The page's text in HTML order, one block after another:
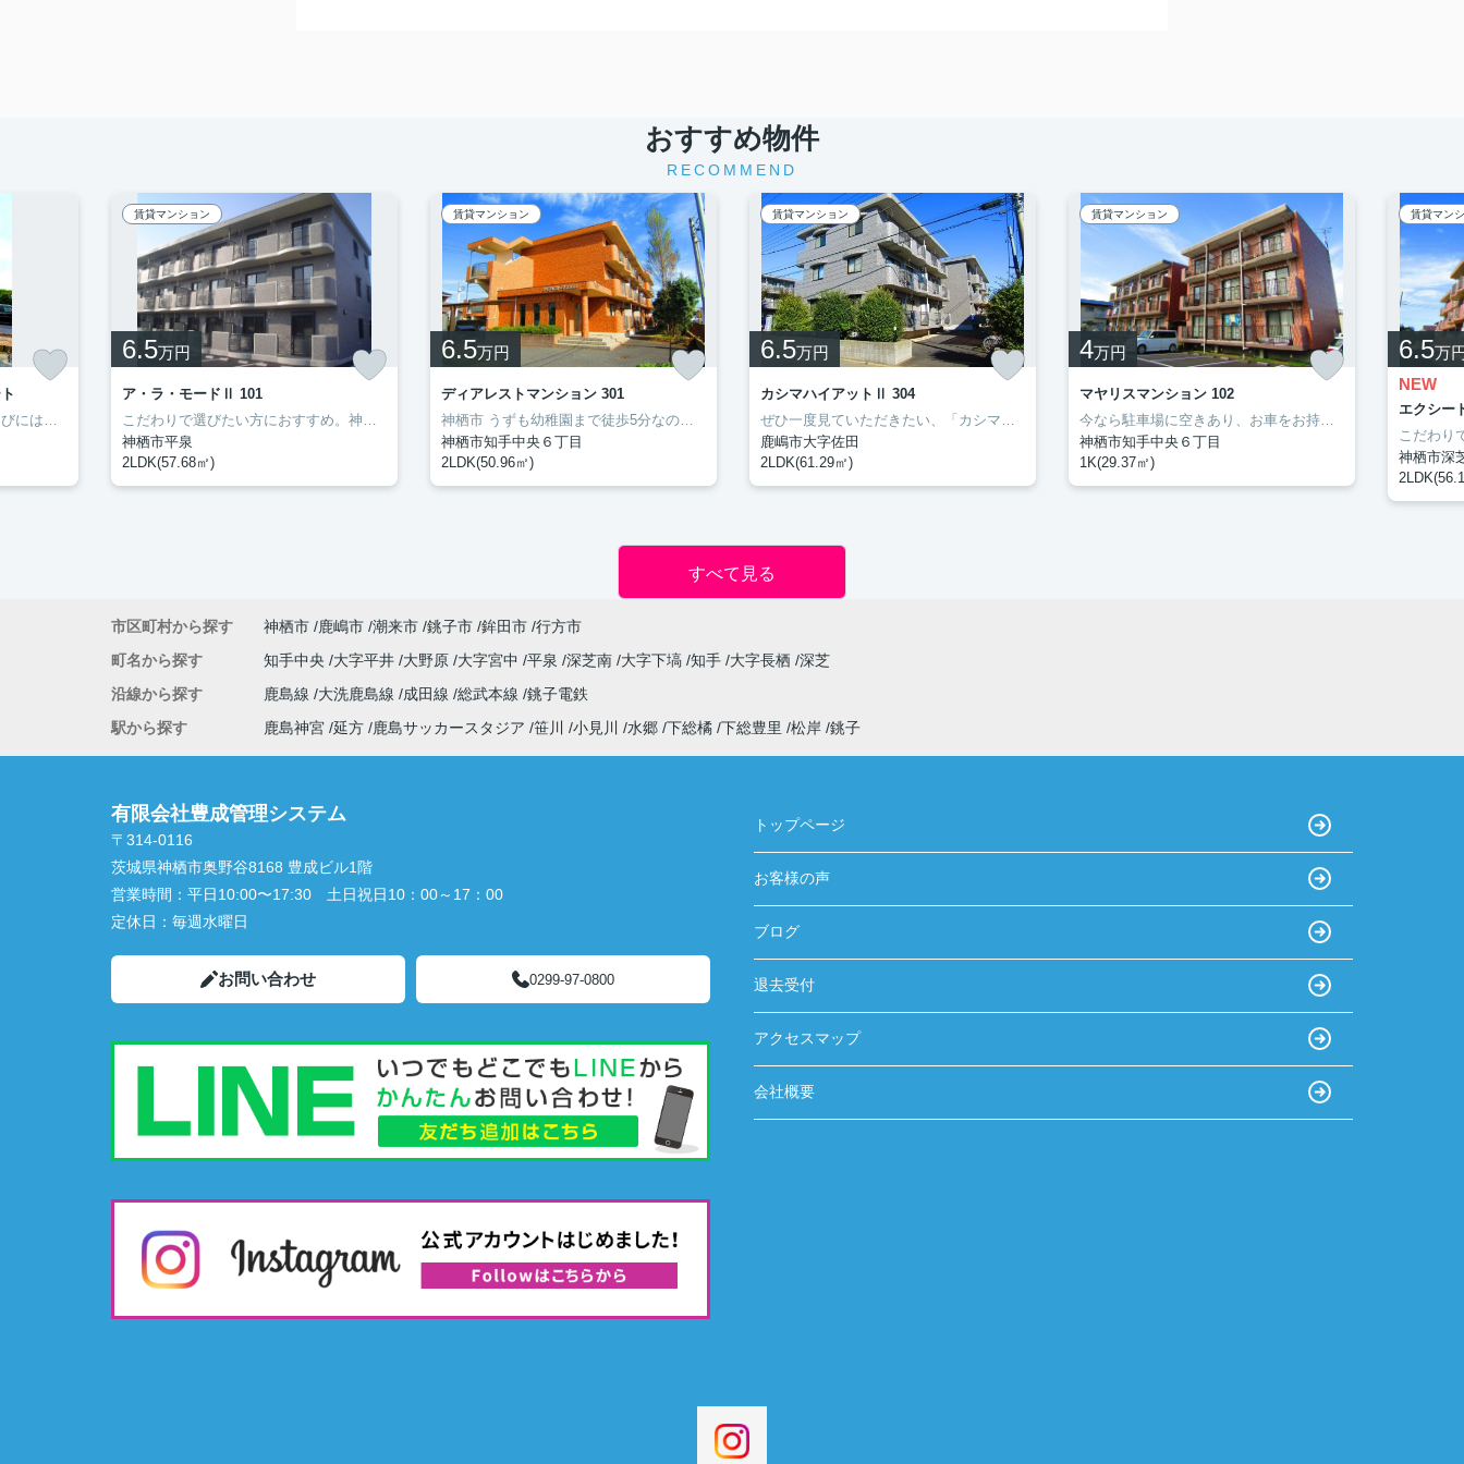
おすすめ物件
RECOMMEND
最上階のお部屋です。お部屋選びには欠かせない内覧も、空き部屋であればスムーズです。二人入居が可能な物件です。室内設備はエアコン・フローリングなどが揃っているので、快適に過ごしやすいお部屋になります。多くの方にご好評をいただいている、清潔感のある賃貸物件です。神栖市の住まい探しをお手伝いします。豊成管理システムがお客様に合った住まいをご紹介いたしますので、まずはお気軽にお問い合わせ下さい。
賃貸マンション
6.5万円
ア・ラ・モードⅡ 101
こだわりで選びたい方におすすめ。神栖市エリアで住まいをお探しなら「ア・ラ・モードⅡ」。室内設備はBS・エアコン・ネット使用料不要など充実した設備を備え付けています。初期費用をカードでお支払いいただけるので、カードで決済したい方にもおすすめです。住まいを探すにあたって、神栖市へお引っ越しを検討しているのであれば、豊成管理システムにお任せください。
神栖市平泉
2LDK(57.68㎡)
賃貸マンション
6.5万円
ディアレストマンション 301
神栖市 うずも幼稚園まで徒歩5分なので、送り迎えも楽です。ネットの回線を導入しています、パソコンが使えて暮らしに嬉しい。転居先に住み心地も良いこちらの賃貸物件。充実した新生活を過ごしましょう。豊成管理システムは長年、神栖市を中心にお部屋探しをサポートして参りましたので、お部屋探しには自信があります。
神栖市知手中央６丁目
2LDK(50.96㎡)
賃貸マンション
6.5万円
カシマハイアットⅡ 304
ぜひ一度見ていただきたい、「カシマハイアットⅡ」です。セブン-イレブン鹿嶋宮中南店まで徒歩6分と近場にコンビニがあるのもポイント。転居先に住み心地も良いこちらの賃貸物件。充実した新生活を過ごしましょう。豊成管理システムでは、お客様に合わせてお部屋をご紹介いたします。0299-97-0800からご希望の条件をお申しつけ下さい。
鹿嶋市大字佐田
2LDK(61.29㎡)
賃貸マンション
4万円
マヤリスマンション 102
今なら駐車場に空きあり、お車をお持ちの方に。モニターで来訪者を確認し、インターホンを通じて室内から会話することができます。ネットの回線を繋げているのでパソコンが使える生活。多くの方にご好評をいただいている、清潔感のある賃貸物件です。神栖市エリアで賃貸情報をお探しになるなら、ぜひ当社にお任せ下さい。快適な暮らしができるよう、しっかりとサポート致しますのでお気軽にご連絡下さい。
神栖市知手中央６丁目
1K(29.37㎡)
賃貸マン
6.5万
NEW
エクシー
神栖市深
すべて見る
市区町村から探す 神栖市 鹿嶋市 潮来市 銚子市 鉾田市 行方市
町名から探す
知手中央 大字平井 大野原 大字宮中 平泉 深芝南 大字下塙 知手 大字長栖 深芝
沿線から探す
鹿島線 大洗鹿島線 成田線 総武本線 銚子電鉄
駅から探す
鹿島神宮 延方 鹿島サッカースタジア 笹川 小見川 水郷 下総橘 下総豊里 松岸 銚子
有限会社豊成管理システム
〒314-0116
茨城県神栖市奥野谷8168 豊成ビル1階
営業時間： 平日10:00〜17:30 土日祝日10：00～17：00
定休日： 毎週水曜日
お問い合わせ 0299-97-0800
トップページ
お客様の声
ブログ
退去受付
アクセスマップ
会社概要